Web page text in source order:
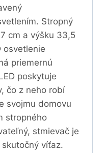
Stropný
cm a výšku 33,5
osvetlenie
priemernú
poskytuje
čo z neho robí
svojmu domovu
stropného
stmievač je
víťaz.